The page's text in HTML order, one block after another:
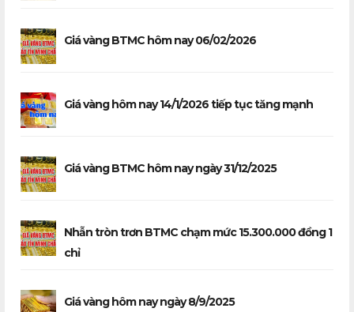
Giá vàng BTMC hôm nay 06/02/2026
Giá vàng hôm nay 14/1/2026 tiếp tục tăng mạnh
Giá vàng BTMC hôm nay ngày 31/12/2025
Nhẫn tròn trơn BTMC chạm mức 15.300.000 đồng 1
chỉ
Giá vàng hôm nay ngày 8/9/2025